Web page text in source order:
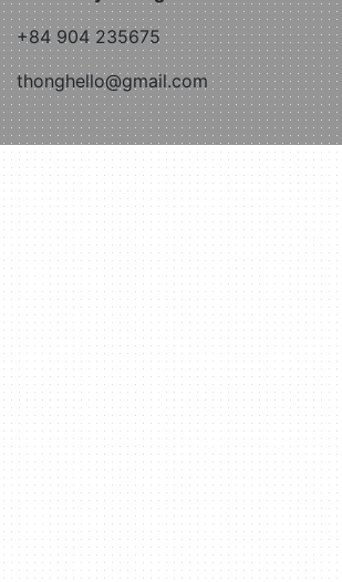
+84 904 235675
thonghello@gmail.com